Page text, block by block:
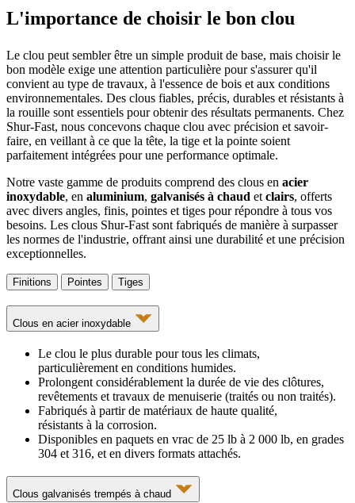
L'importance de choisir le bon clou
Le clou peut sembler être un simple produit de base, mais choisir le
bon modèle exige une attention particulière pour s'assurer qu'il
convient au type de travaux, à l'essence de bois et aux conditions
environnementales. Des clous fiables, précis, durables et résistants à
la rouille sont essentiels pour obtenir des résultats permanents. Chez
Shur-Fast, nous concevons chaque clou avec précision et savoir-
faire, en veillant à ce que la tête, la tige et la pointe soient
parfaitement intégrées pour une performance optimale.
Notre vaste gamme de produits comprend des clous en acier
inoxydable, en aluminium, galvanisés à chaud et clairs, offerts
avec divers angles, finis, pointes et tiges pour répondre à tous vos
besoins. Les clous Shur-Fast sont fabriqués de manière à surpasser
les normes de l'industrie, offrant ainsi une durabilité et une précision
exceptionnelles.
Finitions Pointes Tiges
Clous en acier inoxydable
Le clou le plus durable pour tous les climats,
particulièrement en conditions humides.
Prolongent considérablement la durée de vie des clôtures,
revêtements et travaux de menuiserie (traités ou non traités).
Fabriqués à partir de matériaux de haute qualité,
résistants à la corrosion.
Disponibles en paquets en vrac de 25 lb à 2 000 lb, en grades
304 et 316, et en divers formats attachés.
Clous galvanisés trempés à chaud